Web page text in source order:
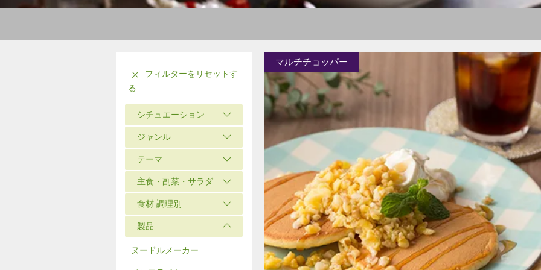
フィルターをリセットす
る
シチュエーション
ジャンル
テーマ
主食・副菜・サラダ
食材 調理別
製品
ヌードルメーカー
マルチチョッパー